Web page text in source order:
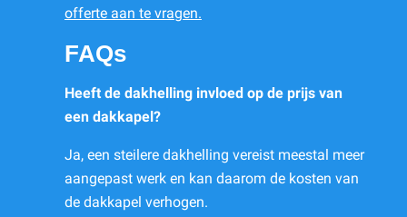
offerte aan te vragen.
FAQs
Heeft de dakhelling invloed op de prijs van
een dakkapel?
Ja, een steilere dakhelling vereist meestal meer
aangepast werk en kan daarom de kosten van
de dakkapel verhogen.